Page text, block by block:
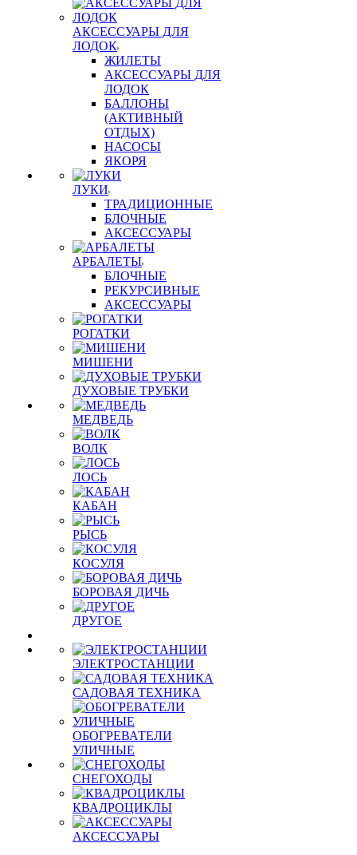
АКСЕССУАРЫ ДЛЯ
ЛОДОК
ЖИЛЕТЫ
АКСЕССУАРЫ ДЛЯ
ЛОДОК
БАЛЛОНЫ
(АКТИВНЫЙ
ОТДЫХ)
НАСОСЫ
ЯКОРЯ
ЛУКИ
ТРАДИЦИОННЫЕ
БЛОЧНЫЕ
АКСЕССУАРЫ
АРБАЛЕТЫ
БЛОЧНЫЕ
РЕКУРСИВНЫЕ
АКСЕССУАРЫ
РОГАТКИ
МИШЕНИ
ДУХОВЫЕ ТРУБКИ
МЕДВЕДЬ
ВОЛК
ЛОСЬ
КАБАН
РЫСЬ
КОСУЛЯ
БОРОВАЯ ДИЧЬ
ДРУГОЕ
ЭЛЕКТРОСТАНЦИИ
САДОВАЯ ТЕХНИКА
ОБОГРЕВАТЕЛИ
УЛИЧНЫЕ
СНЕГОХОДЫ
КВАДРОЦИКЛЫ
АКСЕССУАРЫ